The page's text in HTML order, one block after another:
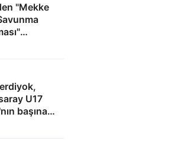
"Mekke
yalanlama
U17
başına